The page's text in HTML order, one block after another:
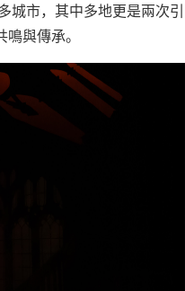
城市，其中多地更是兩次引
與傳承。